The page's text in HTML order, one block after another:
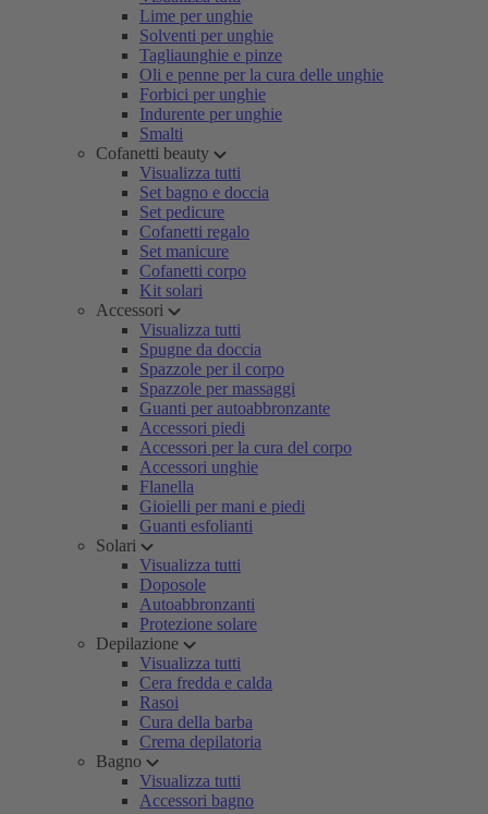
Lime per unghie
Solventi per unghie
Tagliaunghie e pinze
Oli e penne per la cura delle unghie
Forbici per unghie
Indurente per unghie
Smalti
Cofanetti beauty
Visualizza tutti
Set bagno e doccia
Set pedicure
Cofanetti regalo
Set manicure
Cofanetti corpo
Kit solari
Accessori
Visualizza tutti
Spugne da doccia
Spazzole per il corpo
Spazzole per massaggi
Guanti per autoabbronzante
Accessori piedi
Accessori per la cura del corpo
Accessori unghie
Flanella
Gioielli per mani e piedi
Guanti esfolianti
Solari
Visualizza tutti
Doposole
Autoabbronzanti
Protezione solare
Depilazione
Visualizza tutti
Cera fredda e calda
Rasoi
Cura della barba
Crema depilatoria
Bagno
Visualizza tutti
Accessori bagno